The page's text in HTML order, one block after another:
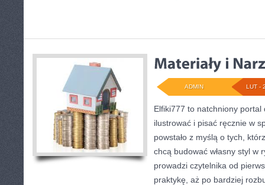
LUT -
ADMIN
Elfiki777 to natchniony
ilustrować i pisać ręcznie w
powstało z myślą o tych,
chcą budować własny styl w
prowadzi czytelnika od
praktykę, aż po bardziej